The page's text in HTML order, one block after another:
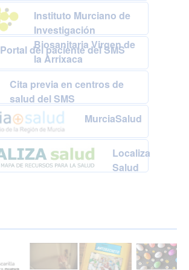
Instituto Murciano de
Investigación
Biosanitaria Virgen de
la Arrixaca
Portal del paciente del SMS
Cita previa en centros de
salud del SMS
MurciaSalud
Localiza
Salud